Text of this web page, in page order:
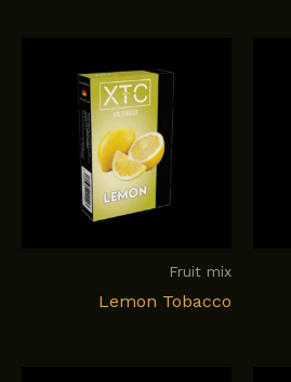
Fruit mix
Lemon Tobacco